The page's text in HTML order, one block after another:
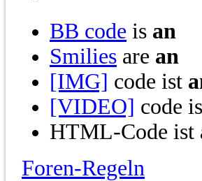
BB code is an
Smilies are an
[IMG] code ist
[VIDEO] code is
HTML-Code ist
Foren-Regeln